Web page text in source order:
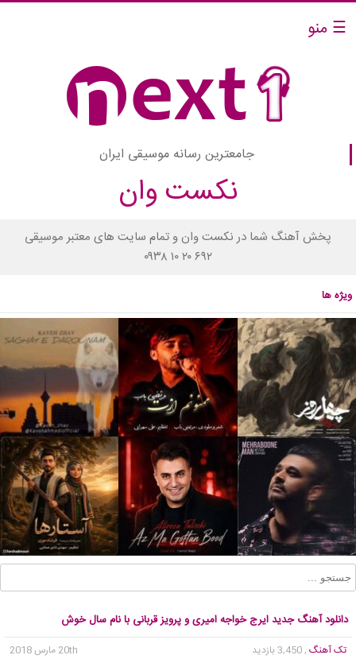
☰ منو
جامعترین رسانه موسیقی ایران
نکست وان
پخش آهنگ شما در نکست وان و تمام سایت های معتبر موسیقی
۰۹۳۸ ۱۰ ۲۰ ۶۹۲
ویژه ها
دانلود آهنگ جدید ایرج خواجه امیری و پرویز قربانی با نام سال خوش
تک آهنگ , 3,450 بازدید
20th مارس 2018